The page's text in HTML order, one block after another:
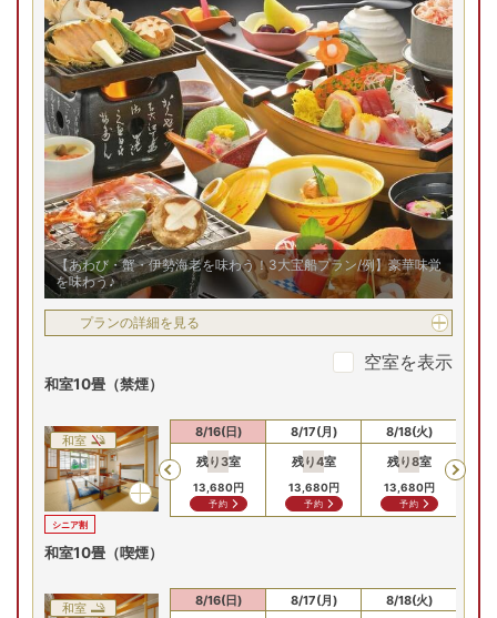
特別室/例
特別室
申込番号 0790-W1011 2名1室時大人1名あたり(税込)
22,980円～
Previous
8/16(日)
残り2室
24,180 円
予約
8/17(月)
残り2室
24,180円
予約
8/18(火)
残り1室
24,180円
予約
8/19(水)
残り 室
24,180円
予約
プランの詳細を見る
和洋室
先割対象
Previous
9/6(日) 9/7(月)
9/8(火)
残り2室
22,480円
予約
9/9(水)
残り2室
22,480円
予約
先割
9/10(木)
残り2
22,480円
予約
先割
【あわび・蟹・伊勢海老を味わう！3大宝船プラン/例】豪華味覚
を味わう♪
プランの詳細を見る
空室を表示
和室10畳（禁煙）
和室
シニア割
Previous
8/14(金) 8/15(土)
8/16(日)
残り3室
13,680円
予約
8/17(月)
残り4室
13,680円
予約
8/18(火)
残り8室
13,680円
予約
和室10畳（喫煙）
和室
8/14(金) 8/15(土)
8/16(日)
8/17(月)
8/18(火)